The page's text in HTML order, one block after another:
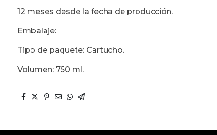
12 meses desde la fecha de producción.
Embalaje:
Tipo de paquete: Cartucho.
Volumen: 750 ml.